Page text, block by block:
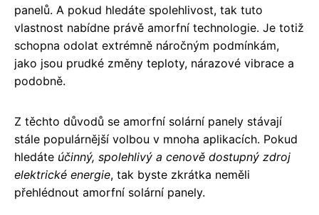
panelů. A pokud hledáte spolehlivost, tak tuto
vlastnost nabídne právě amorfní technologie. Je totiž
schopna odolat extrémně náročným podmínkám,
jako jsou prudké změny teploty, nárazové vibrace a
podobně.
Z těchto důvodů se amorfní solární panely stávají
stále populárnější volbou v mnoha aplikacích. Pokud
hledáte účinný, spolehlivý a cenově dostupný zdroj
elektrické energie, tak byste zkrátka neměli
přehlédnout amorfní solární panely.